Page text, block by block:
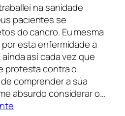
na sanidade
pacientes se
do cancro. Eu mesma
esta enfermidade a
así cada vez que
protesta contra o
comprender a súa
absurdo considerar o…